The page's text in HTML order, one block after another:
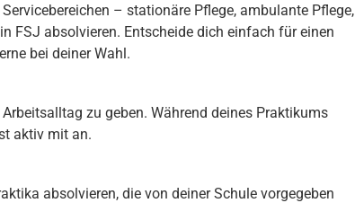
– stationäre Pflege, ambulante Pflege,
FSJ absolvieren. Entscheide dich einfach für einen
bei deiner Wahl.
zu geben. Während deines Praktikums
aktiv mit an.
absolvieren, die von deiner Schule vorgegeben